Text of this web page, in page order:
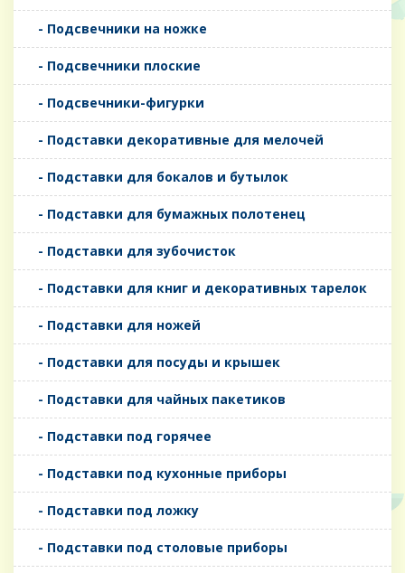
- Подсвечники на ножке
- Подсвечники плоские
- Подсвечники-фигурки
- Подставки декоративные для мелочей
- Подставки для бокалов и бутылок
- Подставки для бумажных полотенец
- Подставки для зубочисток
- Подставки для книг и декоративных тарелок
- Подставки для ножей
- Подставки для посуды и крышек
- Подставки для чайных пакетиков
- Подставки под горячее
- Подставки под кухонные приборы
- Подставки под ложку
- Подставки под столовые приборы